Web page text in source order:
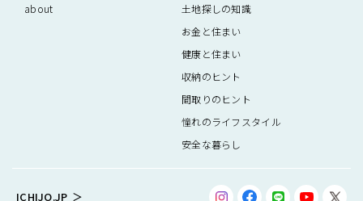
about
土地探しの知識
お金と住まい
健康と住まい
収納のヒント
間取りのヒント
憧れのライフスタイル
安全な暮らし
ICHIJO.JP